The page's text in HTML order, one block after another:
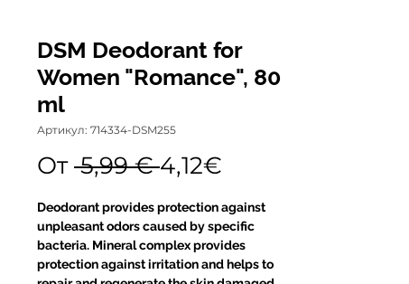
DSM Deodorant for
Women "Romance", 80
ml
Артикул: 714334-DSM255
От 5,99 € Обычная
4,12€
Deodorant provides protection against
unpleasant odors caused by specific
bacteria. Mineral complex provides
protection against irritation and helps to